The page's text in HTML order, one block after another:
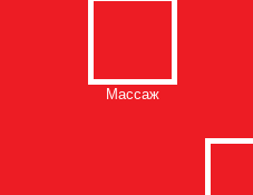
Массаж